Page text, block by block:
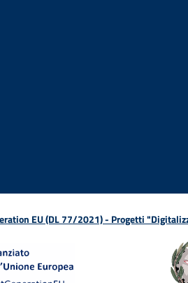
EU (DL 77/2021) - Progetti